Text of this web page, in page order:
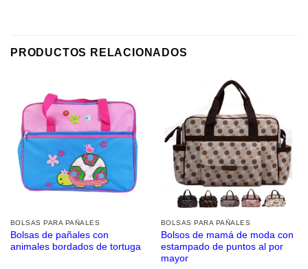
PRODUCTOS RELACIONADOS
BOLSAS PARA PAÑALES
Bolsas de pañales con
animales bordados de tortuga
BOLSAS PARA PAÑALES
Bolsos de mamá de moda con
estampado de puntos al por
mayor